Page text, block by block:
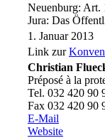
Neuenburg: Art.
Jura: Das
1. Januar 2013
Link zur
Christian
Préposé à la
Tel. 032 420 90
Fax 032 420 90
E-Mail
Website